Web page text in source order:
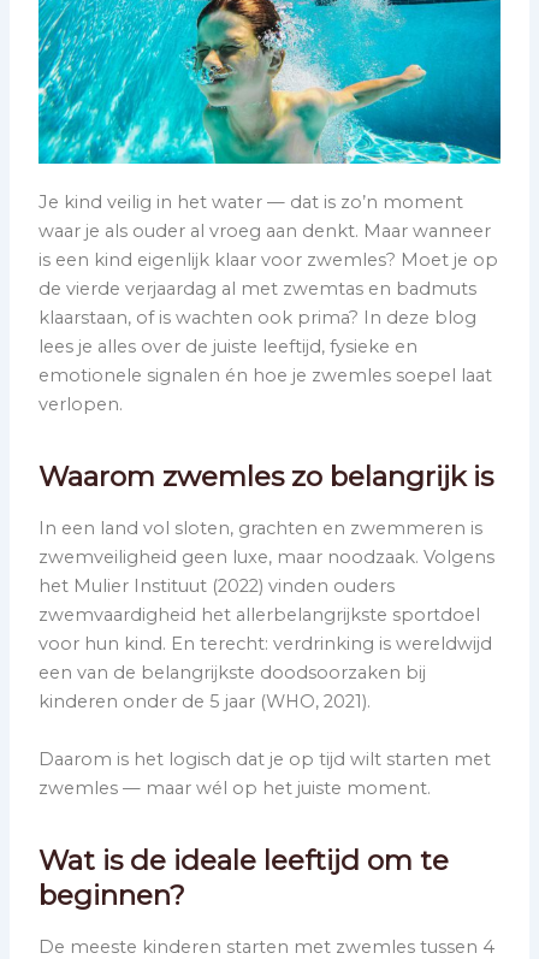
Je kind veilig in het water — dat is zo’n moment
waar je als ouder al vroeg aan denkt. Maar wanneer
is een kind eigenlijk klaar voor zwemles? Moet je op
de vierde verjaardag al met zwemtas en badmuts
klaarstaan, of is wachten ook prima? In deze blog
lees je alles over de juiste leeftijd, fysieke en
emotionele signalen én hoe je zwemles soepel laat
verlopen.
Waarom zwemles zo belangrijk is
In een land vol sloten, grachten en zwemmeren is
zwemveiligheid geen luxe, maar noodzaak. Volgens
het Mulier Instituut (2022) vinden ouders
zwemvaardigheid het allerbelangrijkste sportdoel
voor hun kind. En terecht: verdrinking is wereldwijd
een van de belangrijkste doodsoorzaken bij
kinderen onder de 5 jaar (WHO, 2021).
Daarom is het logisch dat je op tijd wilt starten met
zwemles — maar wél op het juiste moment.
Wat is de ideale leeftijd om te
beginnen?
De meeste kinderen starten met zwemles tussen 4